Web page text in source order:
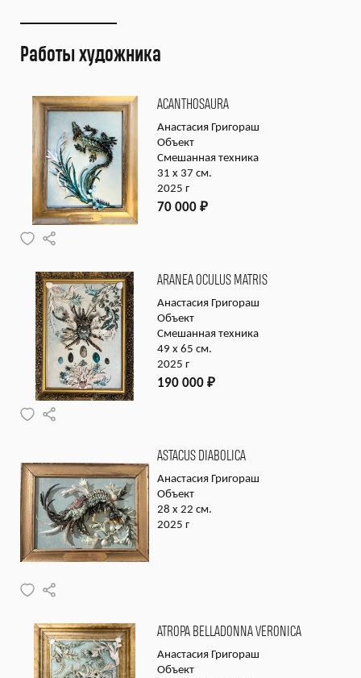
Работы художника
ACANTHOSAURA
Анастасия Григораш
Объект
Смешанная техника
31 х 37 см.
2025 г
70 000 ₽
ARANEA OCULUS MATRIS
Анастасия Григораш
Объект
Смешанная техника
49 х 65 см.
2025 г
190 000 ₽
ASTACUS DIABOLICA
Анастасия Григораш
Объект
28 х 22 см.
2025 г
ATROPA BELLADONNA VERONICA
Анастасия Григораш
Объект